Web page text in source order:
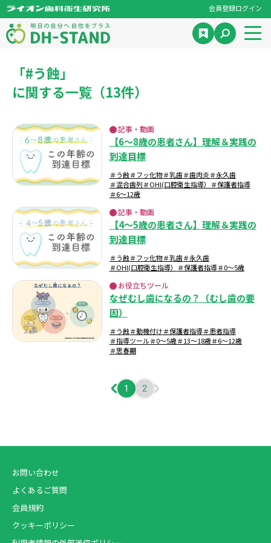
会員登録ログイン
「#う蝕」
に関する一覧（13件）
記事・動画
【6～8歳の患者さん】理解＆実践の
到達目標
＃う蝕＃フッ化物＃乳歯＃歯肉炎＃永久歯
＃混合歯列＃OHI(口腔衛生指導）
＃保護者指導
＃6～12歳
記事・動画
【4～5歳の患者さん】理解＆実践の
到達目標
＃う蝕＃フッ化物＃乳歯＃永久歯
＃OHI(口腔衛生指導）
＃保護者指導＃0～5歳
お役立ちツール
なぜむし歯になるの？（むし歯の要
因）
＃う蝕＃動機付け＃保護者指導＃患者指導
＃指導ツール＃0～5歳＃13～18歳＃6～12歳
＃思春期
1 2
お問い合わせ
よくあるご質問
会員規約
クッキーポリシー